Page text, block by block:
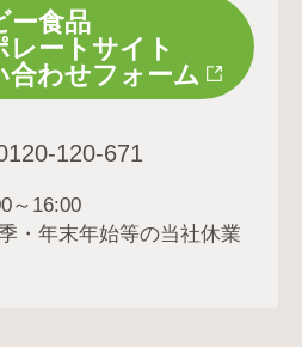
ー食品
レートサイト
合わせフォーム
120-671
～16:00
・年末年始等の当社休業